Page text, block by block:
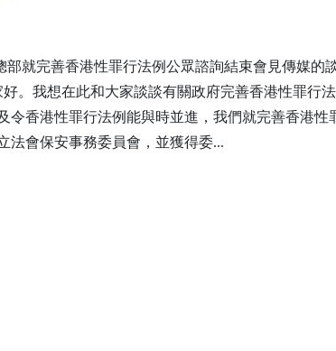
就完善香港性罪行法例公眾諮詢結束會見傳媒的
。我想在此和大家談談有關政府完善香港性罪行
令香港性罪行法例能與時並進，我們就完善香港性
法會保安事務委員會，並獲得委...